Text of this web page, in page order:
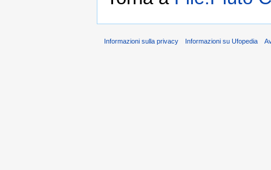
Informazioni sulla privacy Informazioni su Ufopedia